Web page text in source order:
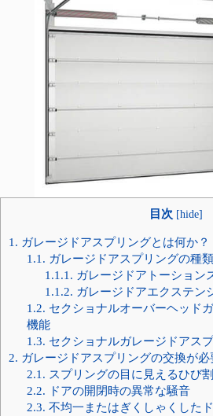
目次 [hide]
1. ガレージドアスプリングとは何か？
1.1. ガレージドアスプリングの種類
1.1.1. ガレージドアトーション
1.1.2. ガレージドアエクステン
1.2. セクショナルオーバーヘッド
機能
1.3. セクショナルガレージドアス
2. ガレージドアスプリングの交換が
2.1. スプリングの目に見えるひび
2.2. ドアの開閉時の異常な騒音
2.3. 不均一またはぎくしゃくした